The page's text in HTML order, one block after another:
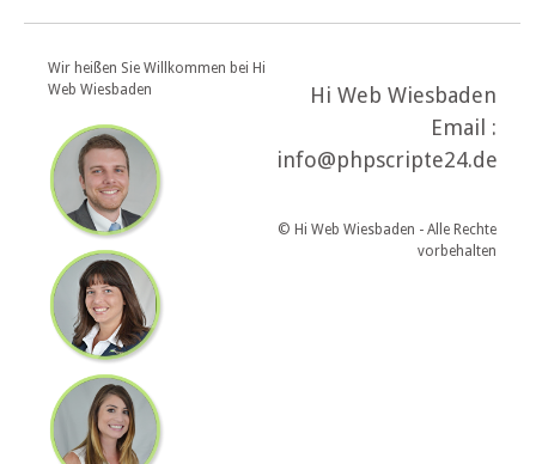
Wir heißen Sie Willkommen bei Hi
Web Wiesbaden
Hi Web Wiesbaden
Email :
info@phpscripte24.de
© Hi Web Wiesbaden - Alle Rechte
vorbehalten